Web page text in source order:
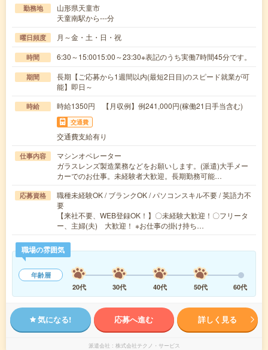
勤務地
山形県天童市
天童南駅から---分
曜日頻度 月～金・土・日・祝
時間 6:30～15:0015:00～23:30※表記のうち実働7時間45分です。
期間
長期【ご応募から1週間以内(最短2日目)のスピード就業が可
能】即日～
時給 時給1350円 【月収例】例241,000円(稼働21日手当含む)
交通費
交通費支給有り
仕事内容
マシンオペレーター
ガラスレンズ製造業務などをお願いします。(派遣)大手メー
カーでのお仕事。未経験者大歓迎。長期勤務可能…
応募資格
職種未経験OK / ブランクOK / パソコンスキル不要 / 英語力不
要
【来社不要、WEB登録OK！】〇未経験大歓迎！〇フリータ
ー、主婦(夫) 大歓迎！ ※お仕事の掛け持ち…
職場の雰囲気
年齢層
20代
30代 40代 50代 60代
気になる! 応募へ進む 詳しく見る
派遣会社 株式会社テクノ・サービス